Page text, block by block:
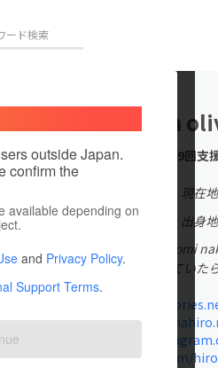
プロジェクト 注目のリター
ート・写真
ノロジー・ガジェット
・映画
ネス・起業
づくり・地域活性化
outside Japan.
confirm the
available depending on
and Privacy Policy.
Support Terms.
hiromin
これまでに9回支
現在
出身国：日本
出身
中村裕美（hiromi
イルを深掘ってい
twitter.com/